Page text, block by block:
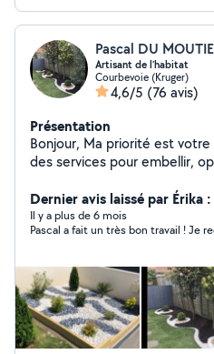
Pascal DU
Artisant de l’habitat
Courbevoie (Kruger)
4,6/5 (76 avis)
Présentation
Bonjour, Ma priorité est votre satisfaction. Je propose
des services pour embellir,
Conciergerie : remise des
longues durées, entretien avant/
et aménagement : création
entretien complet, remise
jardin. Serrurerie : ouverture de porte, remplacement de
serrure. Entretien voiture : Vidange et remplacement
des filtres Deplacement et remorquage en souterrain
ou dans la rue Passionné, polyvalent et sérieux, je
Dernier avis laissé par Érika
Il y a plus de 6 mois
Pascal a fait un très bon travail ! Je